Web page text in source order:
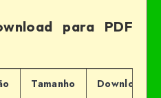
para PDF
Tamanho Download